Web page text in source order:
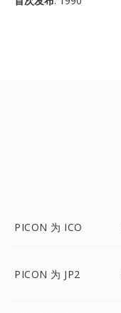
PICON 为 ICO
PICON 为 JP2